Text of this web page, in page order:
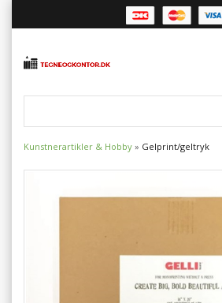
Kunstnerartikler & Hobby » Gelprint/geltryk